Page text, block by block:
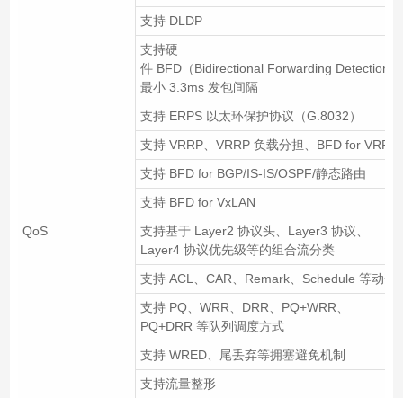
支持 DLDP
支持硬
件 BFD（Bidirectional Forwarding Detection
最小 3.3ms 发包间隔
支持 ERPS 以太环保护协议（G.8032）
支持 VRRP、VRRP 负载分担、BFD for VRRP
支持 BFD for BGP/IS-IS/OSPF/静态路由
支持 BFD for VxLAN
QoS
支持基于 Layer2 协议头、Layer3 协议、
Layer4 协议优先级等的组合流分类
支持 ACL、CAR、Remark、Schedule 等动作
支持 PQ、WRR、DRR、PQ+WRR、
PQ+DRR 等队列调度方式
支持 WRED、尾丢弃等拥塞避免机制
支持流量整形